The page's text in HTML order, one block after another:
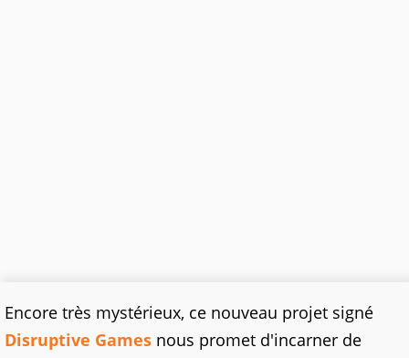
Encore très mystérieux, ce nouveau projet signé
Disruptive Games nous promet d'incarner de